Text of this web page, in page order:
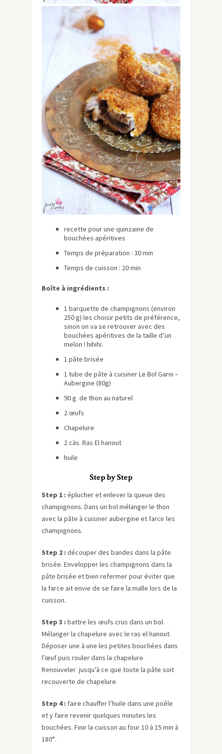
recette pour une quinzaine de
bouchées apéritives
Temps de préparation : 30 min
Temps de cuisson : 20 min
Boîte à ingrédients :
1 barquette de champignons (environ
250 g) les choisir petits de préférence,
sinon on va se retrouver avec des
bouchées apéritives de la taille d’un
melon ! hihihi.
1 pâte brisée
1 tube de pâte à cuisiner Le Bol Garni –
Aubergine (80g)
90 g de thon au naturel
2 œufs
Chapelure
2 càs. Ras El hanout
huile
Step by Step
Step 1 : éplucher et enlever la queue des
champignons. Dans un bol mélanger le thon
avec la pâte à cuisiner aubergine et farcir les
champignons.
Step 2 : découper des bandes dans la pâte
brisée. Envelopper les champignons dans la
pâte brisée et bien refermer pour éviter que
la farce ait envie de se faire la malle lors de la
cuisson.
Step 3 : battre les œufs crus dans un bol.
Mélanger la chapelure avec le ras el hanout.
Déposer une à une les petites bouchées dans
l’œuf puis rouler dans la chapelure.
Renouveler jusqu’à ce que toute la pâte soit
recouverte de chapelure.
Step 4 : faire chauffer l’huile dans une poêle
et y faire revenir quelques minutes les
bouchées. Finir la cuisson au four 10 à 15 min à
180°.